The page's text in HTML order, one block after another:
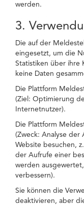
werden.
3.
Die auf der
eingesetzt, um die
Statistiken über ihre
keine Daten
Die Plattform
(Ziel: Optimierung
Internetnutzer).
Die Plattform
(Zweck: Analyse der
Website besuchen,
der Aufrufe einer
werden
verbessern).
Sie können die
deaktivieren, aber